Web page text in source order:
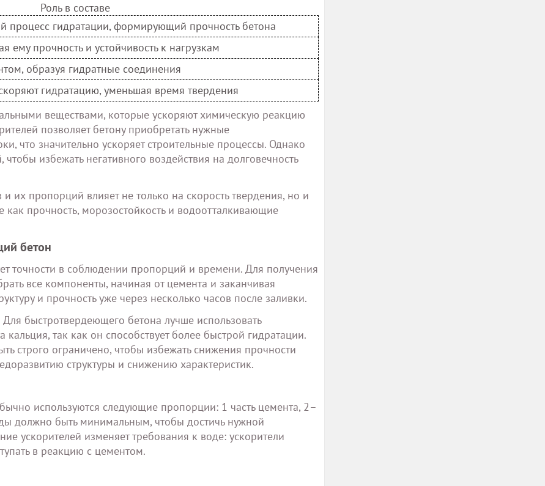
Роль в составе
процесс гидратации, формирующий прочность бетона
ему прочность и устойчивость к нагрузкам
образуя гидратные соединения
гидратацию, уменьшая время твердения
веществами, которые ускоряют химическую реакцию
позволяет бетону приобретать нужные
что значительно ускоряет строительные процессы. Однако
избежать негативного воздействия на долговечность
пропорций влияет не только на скорость твердения, но и
как прочность, морозостойкость и водоотталкивающие
бетон
точности в соблюдении пропорций и времени. Для получения
все компоненты, начиная от цемента и заканчивая
и прочность уже через несколько часов после заливки.
быстротвердеющего бетона лучше использовать
так как он способствует более быстрой гидратации.
строго ограничено, чтобы избежать снижения прочности
структуры и снижению характеристик.
используются следующие пропорции: 1 часть цемента, 2–
должно быть минимальным, чтобы достичь нужной
ускорителей изменяет требования к воде: ускорители
в реакцию с цементом.